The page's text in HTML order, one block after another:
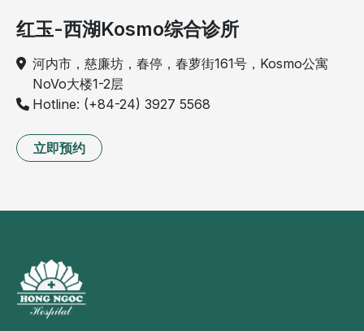
红玉-西湖Kosmo综合诊所
河内市，慈廉坊，春停，春萝街161号，Kosmo公寓
NoVo大楼1-2层
Hotline: (+84-24) 3927 5568
立即预约